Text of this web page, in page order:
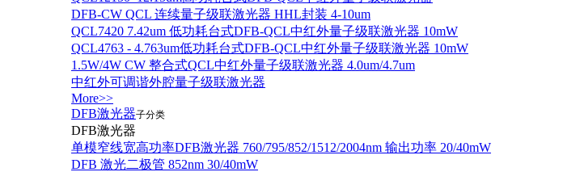
DFB-CW QCL 连续量子级联激光器 HHL封装 4-10um
QCL7420 7.42um 低功耗台式DFB-QCL中红外量子级联激光器 10mW
QCL4763 - 4.763um低功耗台式DFB-QCL中红外量子级联激光器 10mW
1.5W/4W CW 整合式QCL中红外量子级联激光器 4.0um/4.7um
中红外可调谐外腔量子级联激光器
More>>
DFB激光器子分类
DFB激光器
单模窄线宽高功率DFB激光器 760/795/852/1512/2004nm 输出功率 20/40mW
DFB 激光二极管 852nm 30/40mW